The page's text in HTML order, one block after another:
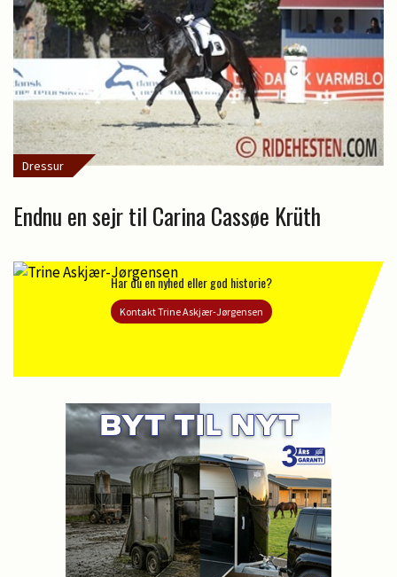
Dressur
Endnu en sejr til Carina Cassøe Krüth
Har du en nyhed eller god historie?
Kontakt Trine Askjær-Jørgensen